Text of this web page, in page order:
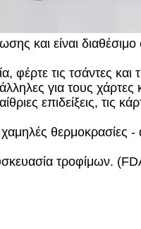
και είναι
φέρτε τις τσάντες
για τους χάρτες
επιδείξεις,
θερμοκρασίες
τροφίμων.